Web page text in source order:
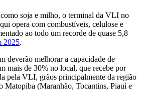
soja e milho, o terminal da VLI no
opera com combustíveis, celulose e
ao todo um ​recorde de quase 5,8
2025.
deverão melhorar a capacidade de
⁠mais de 30% no local, que ⁠recebe por
pela VLI, grãos ​principalmente ‌da região
Matopiba (Maranhão, Tocantins, Piauí e